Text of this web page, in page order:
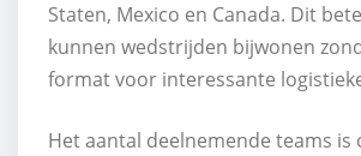
Staten, Mexico en Canada. Dit
kunnen wedstrijden bijwonen
format voor interessante
Het aantal deelnemende teams is